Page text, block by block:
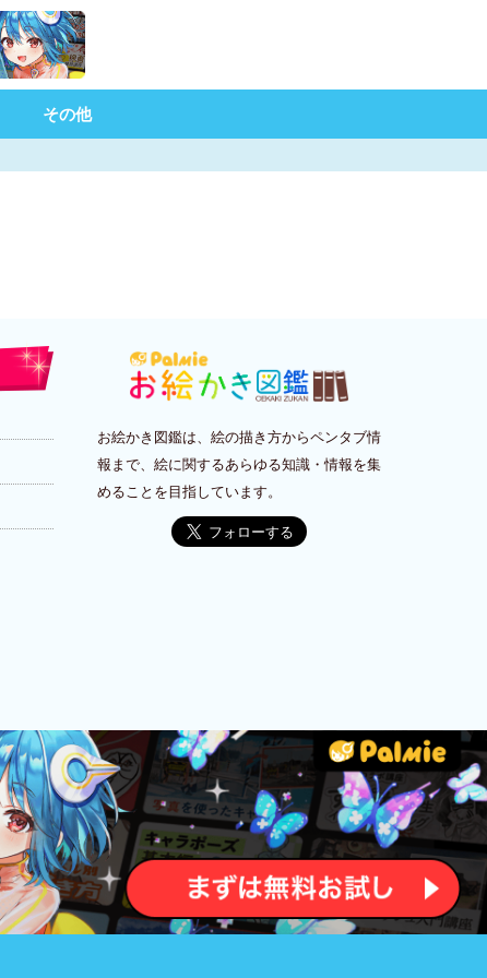
その他
お絵かき図鑑は、絵の描き方からペンタブ情
報まで、絵に関するあらゆる知識・情報を集
めることを目指しています。